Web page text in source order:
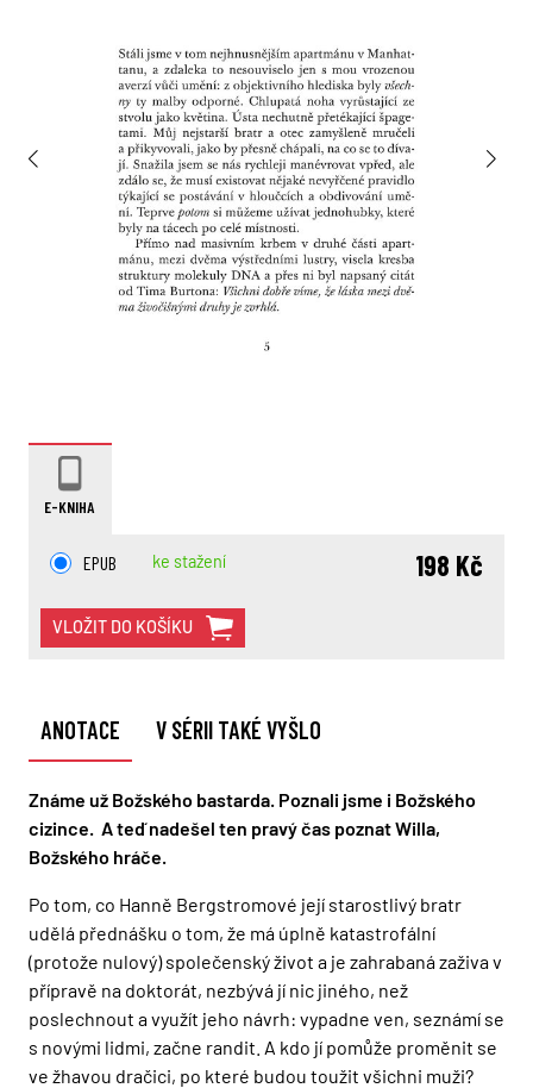
E-KNIHA
EPUB ke stažení 198 Kč
VLOŽIT DO KOŠÍKU
ANOTACE V SÉRII TAKÉ VYŠLO
Známe už Božského bastarda. Poznali jsme i Božského
cizince. A teď nadešel ten pravý čas poznat Willa,
Božského hráče.
Po tom, co Hanně Bergstromové její starostlivý bratr
udělá přednášku o tom, že má úplně katastrofální
(protože nulový) společenský život a je zahrabaná zaživa v
přípravě na doktorát, nezbývá jí nic jiného, než
poslechnout a využít jeho návrh: vypadne ven, seznámí se
s novými lidmi, začne randit. A kdo jí pomůže proměnit se
ve žhavou dračici, po které budou toužit všichni muži?